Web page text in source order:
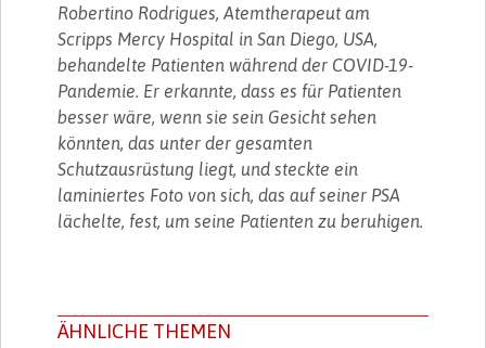
Robertino Rodrigues, Atemtherapeut am
Scripps Mercy Hospital in San Diego, USA,
behandelte Patienten während der COVID-19-
Pandemie. Er erkannte, dass es für Patienten
besser wäre, wenn sie sein Gesicht sehen
könnten, das unter der gesamten
Schutzausrüstung liegt, und steckte ein
laminiertes Foto von sich, das auf seiner PSA
lächelte, fest, um seine Patienten zu beruhigen.
ÄHNLICHE THEMEN